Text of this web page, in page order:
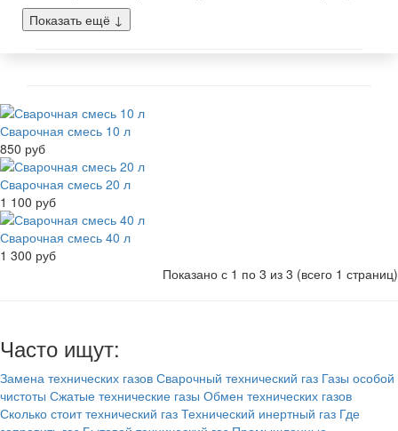
Показать ещё ↓
Сварочная смесь 10 л
850 руб
Сварочная смесь 20 л
1 100 руб
Сварочная смесь 40 л
1 300 руб
Показано с 1 по 3 из 3 (всего 1 страниц)
Часто ищут:
Замена технических газов Сварочный технический газ Газы особой
чистоты Сжатые технические газы Обмен технических газов
Сколько стоит технический газ Технический инертный газ Где